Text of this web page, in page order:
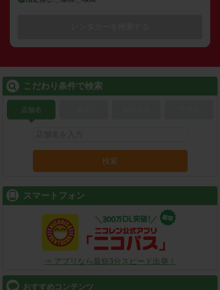
こだわり条件で検索
店舗名
検索
スマートフォン
⇒ アプリなら最短3分スピード出発！
おすすめコンテンツ